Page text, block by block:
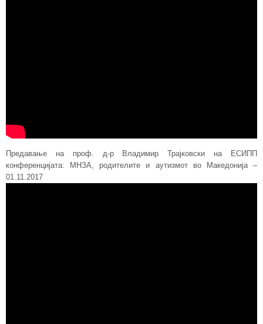
Предавање на проф. д-р Владимир Трајковски на ЕСИПП
конференцијата: МНЗА, родителите и аутизмот во Македонија –
01.11.2017